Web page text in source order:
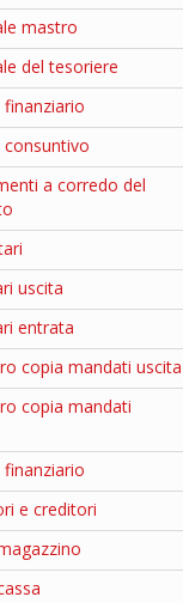
mastro
del tesoriere
a corredo del
uscita
entrata
copia mandati uscita
copia mandati
e creditori